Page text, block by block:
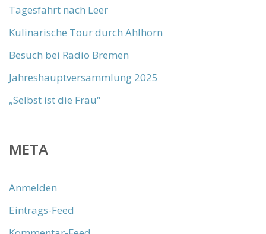
Tagesfahrt nach Leer
Kulinarische Tour durch Ahlhorn
Besuch bei Radio Bremen
Jahreshauptversammlung 2025
„Selbst ist die Frau“
META
Anmelden
Eintrags-Feed